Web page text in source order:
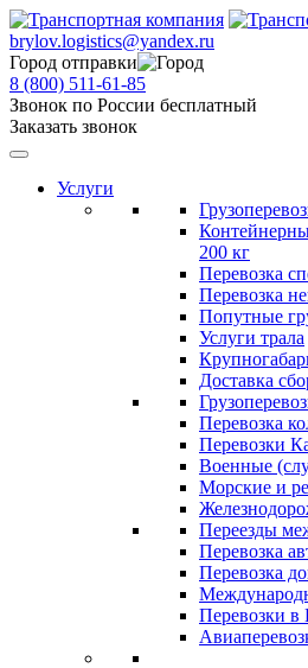
brylov.logistics@yandex.ru
Город отправки
8 (800) 511-61-85
Звонок по России бесплатный
Заказать звонок
Услуги
200 кг
Перевозка
Перевозка
Попутные
Услуги трала
Доставка
Перевозка
Перевозки
Военные
Морские и
Переезды
Перевозка
Перевозка
Перевозки